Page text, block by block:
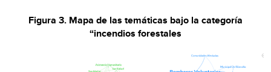
Figura 3. Mapa de las temáticas bajo la categoría
“incendios forestales